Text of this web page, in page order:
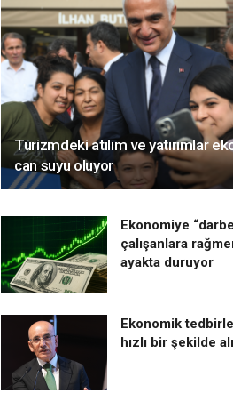
Turizmdeki atılım ve yatırımlar
can suyu oluyor
Ekonomiye
çalışanlara
ayakta duruyor
Ekonomik
hızlı bir şekilde